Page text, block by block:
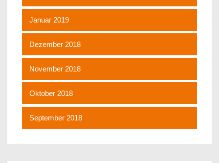
Januar 2019
Dezember 2018
November 2018
Oktober 2018
September 2018